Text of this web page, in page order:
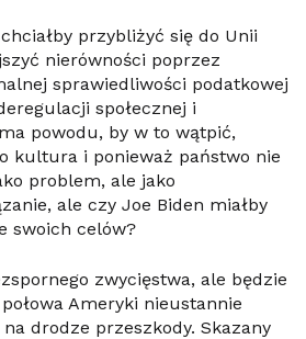
przybliżyć się do Unii
nierówności poprzez
sprawiedliwości podatkowej
społecznej i
powodu, by w to wątpić,
kultura i ponieważ państwo nie
problem, ale jako
ale czy Joe Biden miałby
swoich celów?
zwycięstwa, ale będzie
Ameryki nieustannie
drodze przeszkody. Skazany